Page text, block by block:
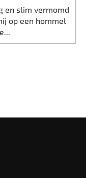
en slim vermomd
op een hommel